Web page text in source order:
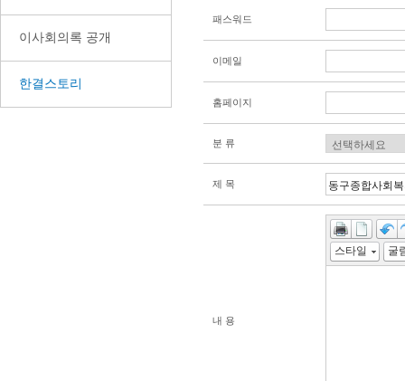
이사회의록 공개
한결스토리
패스워드
이메일
홈페이지
분 류
제 목
내 용
스타일